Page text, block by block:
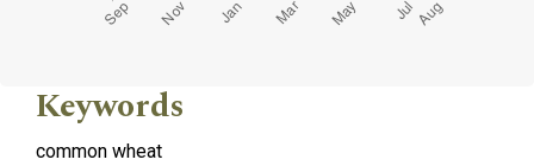
Keywords
common wheat